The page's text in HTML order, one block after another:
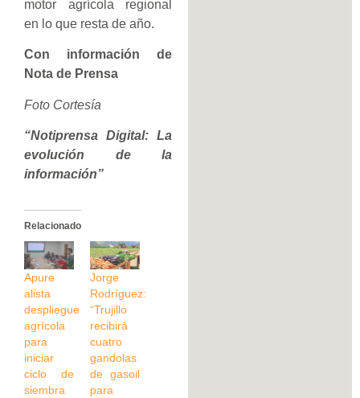
motor agrícola regional
en lo que resta de año.
Con información de
Nota de Prensa
Foto Cortesía
“Notiprensa Digital: La
evolución de la
información”
Relacionado
Apure
alista
despliegue
agrícola
para
iniciar
ciclo de
siembra
Jorge
Rodríguez:
“Trujillo
recibirá
cuatro
gandolas
de gasoil
para